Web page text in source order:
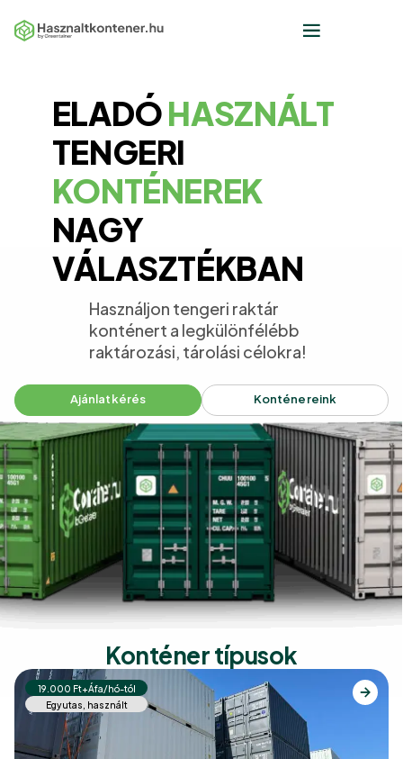
Eladó konténer
Lapraszerelt konténer
Kapcsolat
Ajánlatkérés
ELADÓHASZNÁLT
TENGERI
KONTÉNEREK
NAGY
VÁLASZTÉKBAN
Használjon tengeri raktár
konténert a legkülönfélébb
raktározási, tárolási célokra!
Ajánlatkérés Konténereink
Konténer típusok
19.000 Ft+Áfa/hó-tól
Egyutas, használt